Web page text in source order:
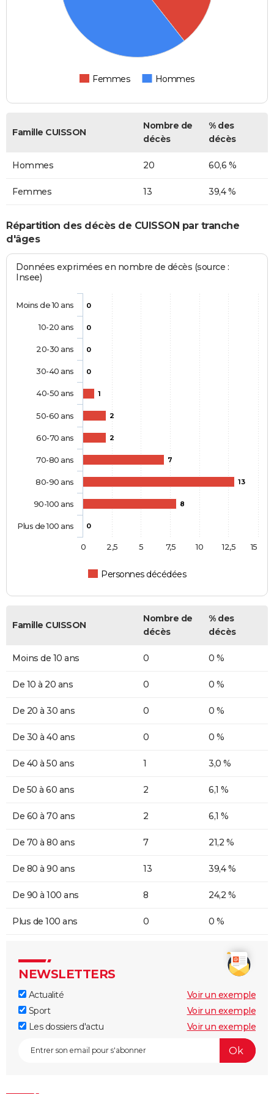
Femmes Hommes
Famille CUISSON
Nombre de
décès
% des
décès
Hommes 20 60,6 %
Femmes 13 39,4 %
Répartition des décès de CUISSON par tranche
d'âges
Données exprimées en nombre de décès (source :
Insee)
0
0
0
0
1
2
2
7
13
8
0
Personnes décédées
Moins de 10 ans
10-20 ans
20-30 ans
30-40 ans
40-50 ans
50-60 ans
60-70 ans
70-80 ans
80-90 ans
90-100 ans
Plus de 100 ans
0 2,5 5 7,5 10 12,5 15
Famille CUISSON
Nombre de
décès
% des
décès
Moins de 10 ans 0 0 %
De 10 à 20 ans 0 0 %
De 20 à 30 ans 0 0 %
De 30 à 40 ans 0 0 %
De 40 à 50 ans 1 3,0 %
De 50 à 60 ans 2 6,1 %
De 60 à 70 ans 2 6,1 %
De 70 à 80 ans 7 21,2 %
De 80 à 90 ans 13 39,4 %
De 90 à 100 ans 8 24,2 %
Plus de 100 ans 0 0 %
NEWSLETTERS
Actualité
Voir un exemple
Sport
Voir un exemple
Les dossiers d'actu
Voir un exemple